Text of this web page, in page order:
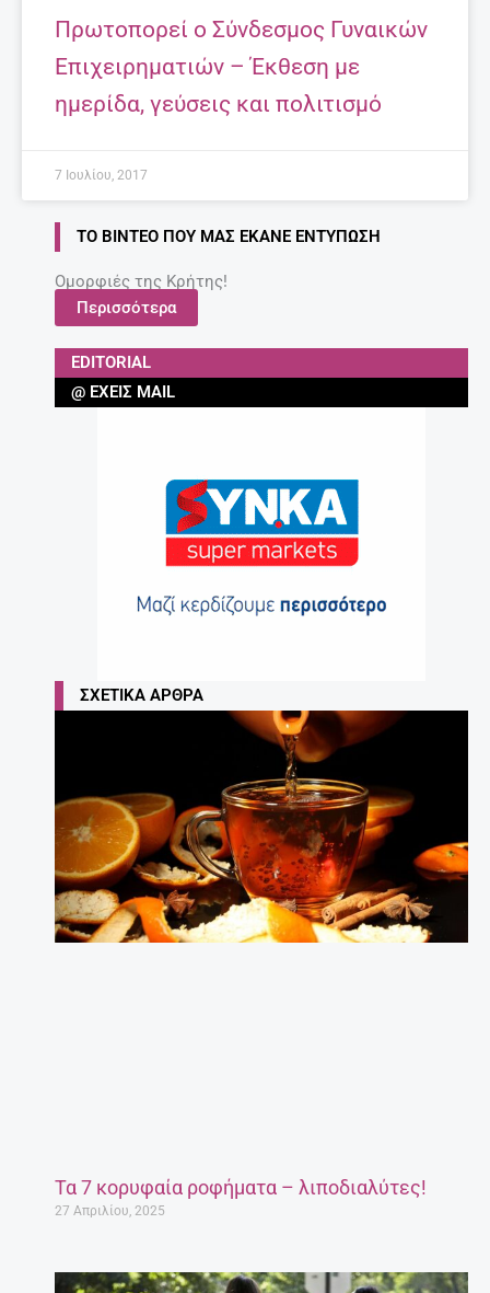
Πρωτοπορεί ο Σύνδεσμος Γυναικών
Επιχειρηματιών – Έκθεση με
ημερίδα, γεύσεις και πολιτισμό
7 Ιουλίου, 2017
ΤΟ ΒΊΝΤΕΟ ΠΟΥ ΜΑΣ ΈΚΑΝΕ ΕΝΤΎΠΩΣΗ
Ομορφιές της Κρήτης!
Περισσότερα
EDITORIAL
@ ΈΧΕΙΣ MAIL
ΣΧΕΤΙΚΆ ΆΡΘΡΑ
Τα 7 κορυφαία ροφήματα – λιποδιαλύτες!
27 Απριλίου, 2025